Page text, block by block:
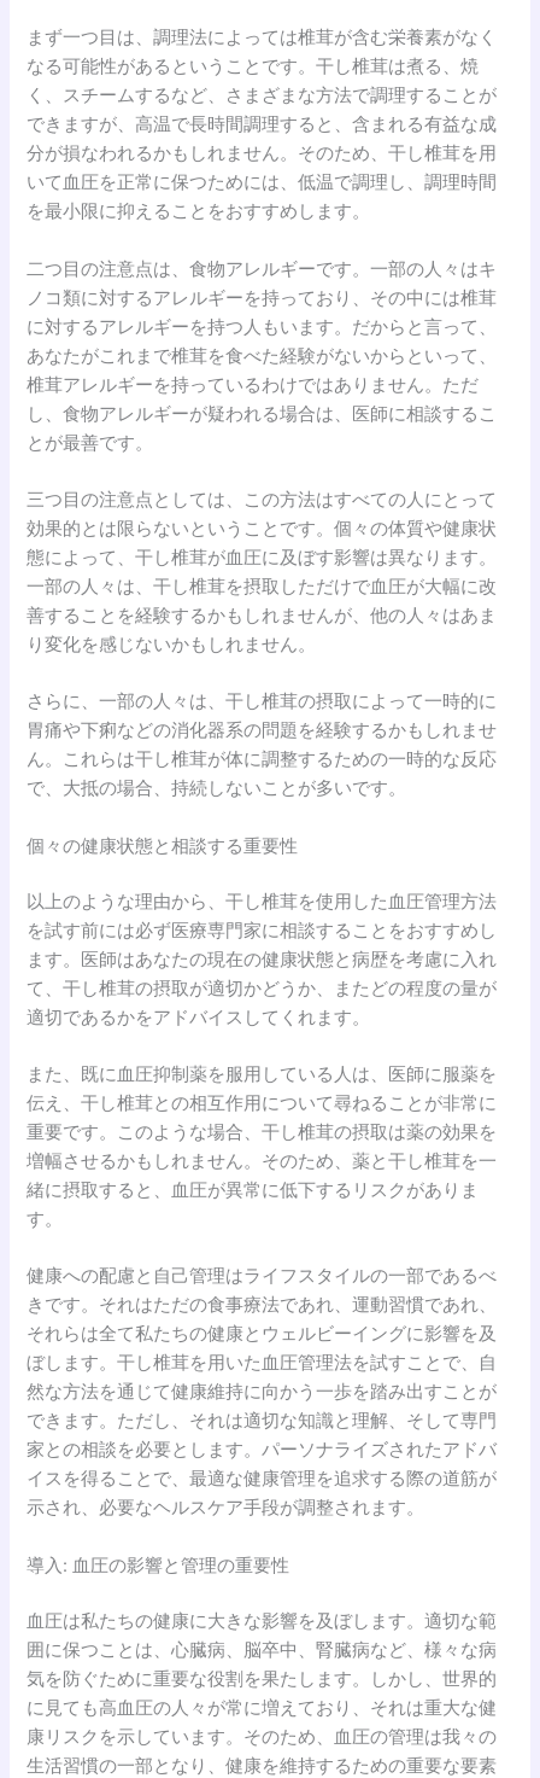
まず一つ目は、調理法によっては椎茸が含む栄養素がなく
なる可能性があるということです。干し椎茸は煮る、焼
く、スチームするなど、さまざまな方法で調理することが
できますが、高温で長時間調理すると、含まれる有益な成
分が損なわれるかもしれません。そのため、干し椎茸を用
いて血圧を正常に保つためには、低温で調理し、調理時間
を最小限に抑えることをおすすめします。
二つ目の注意点は、食物アレルギーです。一部の人々はキ
ノコ類に対するアレルギーを持っており、その中には椎茸
に対するアレルギーを持つ人もいます。だからと言って、
あなたがこれまで椎茸を食べた経験がないからといって、
椎茸アレルギーを持っているわけではありません。ただ
し、食物アレルギーが疑われる場合は、医師に相談するこ
とが最善です。
三つ目の注意点としては、この方法はすべての人にとって
効果的とは限らないということです。個々の体質や健康状
態によって、干し椎茸が血圧に及ぼす影響は異なります。
一部の人々は、干し椎茸を摂取しただけで血圧が大幅に改
善することを経験するかもしれませんが、他の人々はあま
り変化を感じないかもしれません。
さらに、一部の人々は、干し椎茸の摂取によって一時的に
胃痛や下痢などの消化器系の問題を経験するかもしれませ
ん。これらは干し椎茸が体に調整するための一時的な反応
で、大抵の場合、持続しないことが多いです。
個々の健康状態と相談する重要性
以上のような理由から、干し椎茸を使用した血圧管理方法
を試す前には必ず医療専門家に相談することをおすすめし
ます。医師はあなたの現在の健康状態と病歴を考慮に入れ
て、干し椎茸の摂取が適切かどうか、またどの程度の量が
適切であるかをアドバイスしてくれます。
また、既に血圧抑制薬を服用している人は、医師に服薬を
伝え、干し椎茸との相互作用について尋ねることが非常に
重要です。このような場合、干し椎茸の摂取は薬の効果を
増幅させるかもしれません。そのため、薬と干し椎茸を一
緒に摂取すると、血圧が異常に低下するリスクがありま
す。
健康への配慮と自己管理はライフスタイルの一部であるべ
きです。それはただの食事療法であれ、運動習慣であれ、
それらは全て私たちの健康とウェルビーイングに影響を及
ぼします。干し椎茸を用いた血圧管理法を試すことで、自
然な方法を通じて健康維持に向かう一歩を踏み出すことが
できます。ただし、それは適切な知識と理解、そして専門
家との相談を必要とします。パーソナライズされたアドバ
イスを得ることで、最適な健康管理を追求する際の道筋が
示され、必要なヘルスケア手段が調整されます。
導入: 血圧の影響と管理の重要性
血圧は私たちの健康に大きな影響を及ぼします。適切な範
囲に保つことは、心臓病、脳卒中、腎臓病など、様々な病
気を防ぐために重要な役割を果たします。しかし、世界的
に見ても高血圧の人々が常に増えており、それは重大な健
康リスクを示しています。そのため、血圧の管理は我々の
生活習慣の一部となり、健康を維持するための重要な要素